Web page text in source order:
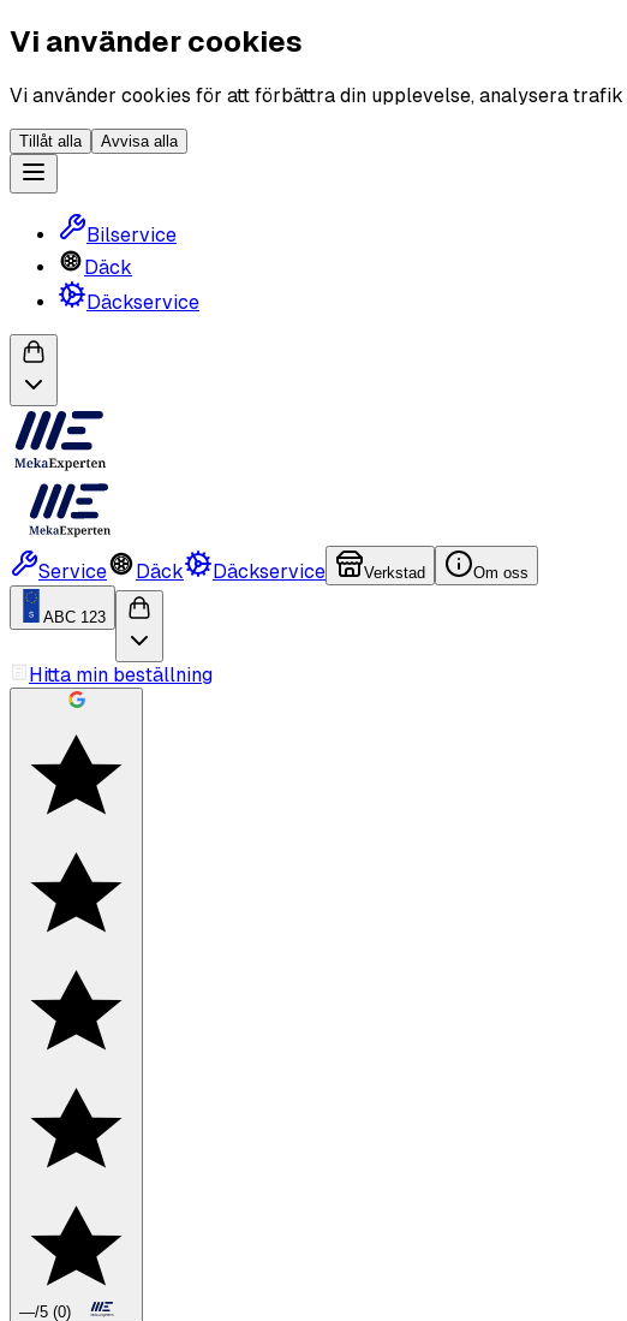
Vi använder cookies
Vi använder cookies för att förbättra din upplevelse, analysera
Tillåt alla Avvisa alla
Bilservice
Däck
Däckservice
Service Däck Däckservice Verkstad Om oss
ABC 123
Hitta min beställning
—/5 (0)